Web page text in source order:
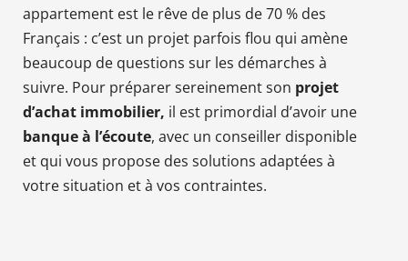
appartement est le rêve de plus de 70 % des
Français : c’est un projet parfois flou qui amène
beaucoup de questions sur les démarches à
suivre. Pour préparer sereinement son projet
d’achat immobilier, il est primordial d’avoir une
banque à l’écoute, avec un conseiller disponible
et qui vous propose des solutions adaptées à
votre situation et à vos contraintes.